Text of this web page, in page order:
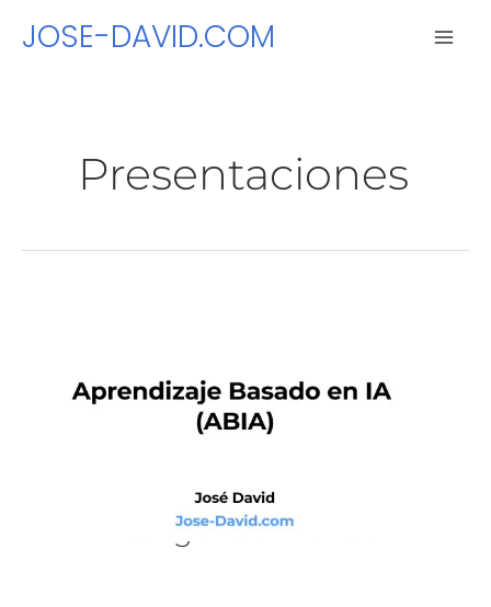
JOSE-DAVID.COM
Presentaciones
Aprendizaje Basado en
Inteligencia Artificial